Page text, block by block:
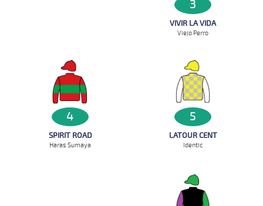
3
VIVIR LA VIDA
Viejo Perro
4
SPIRIT ROAD
Haras Sumaya
5
LATOUR CENT
Identic